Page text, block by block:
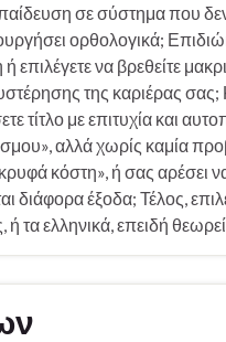
σε σύστημα που δεν
ορθολογικά;
επιλέγετε να βρεθείτε
της καριέρας σας;
τίτλο με επιτυχία και
αλλά χωρίς καμία
κόστη», ή σας αρέσει
διάφορα έξοδα; Τέλος,
τα ελληνικά, επειδή